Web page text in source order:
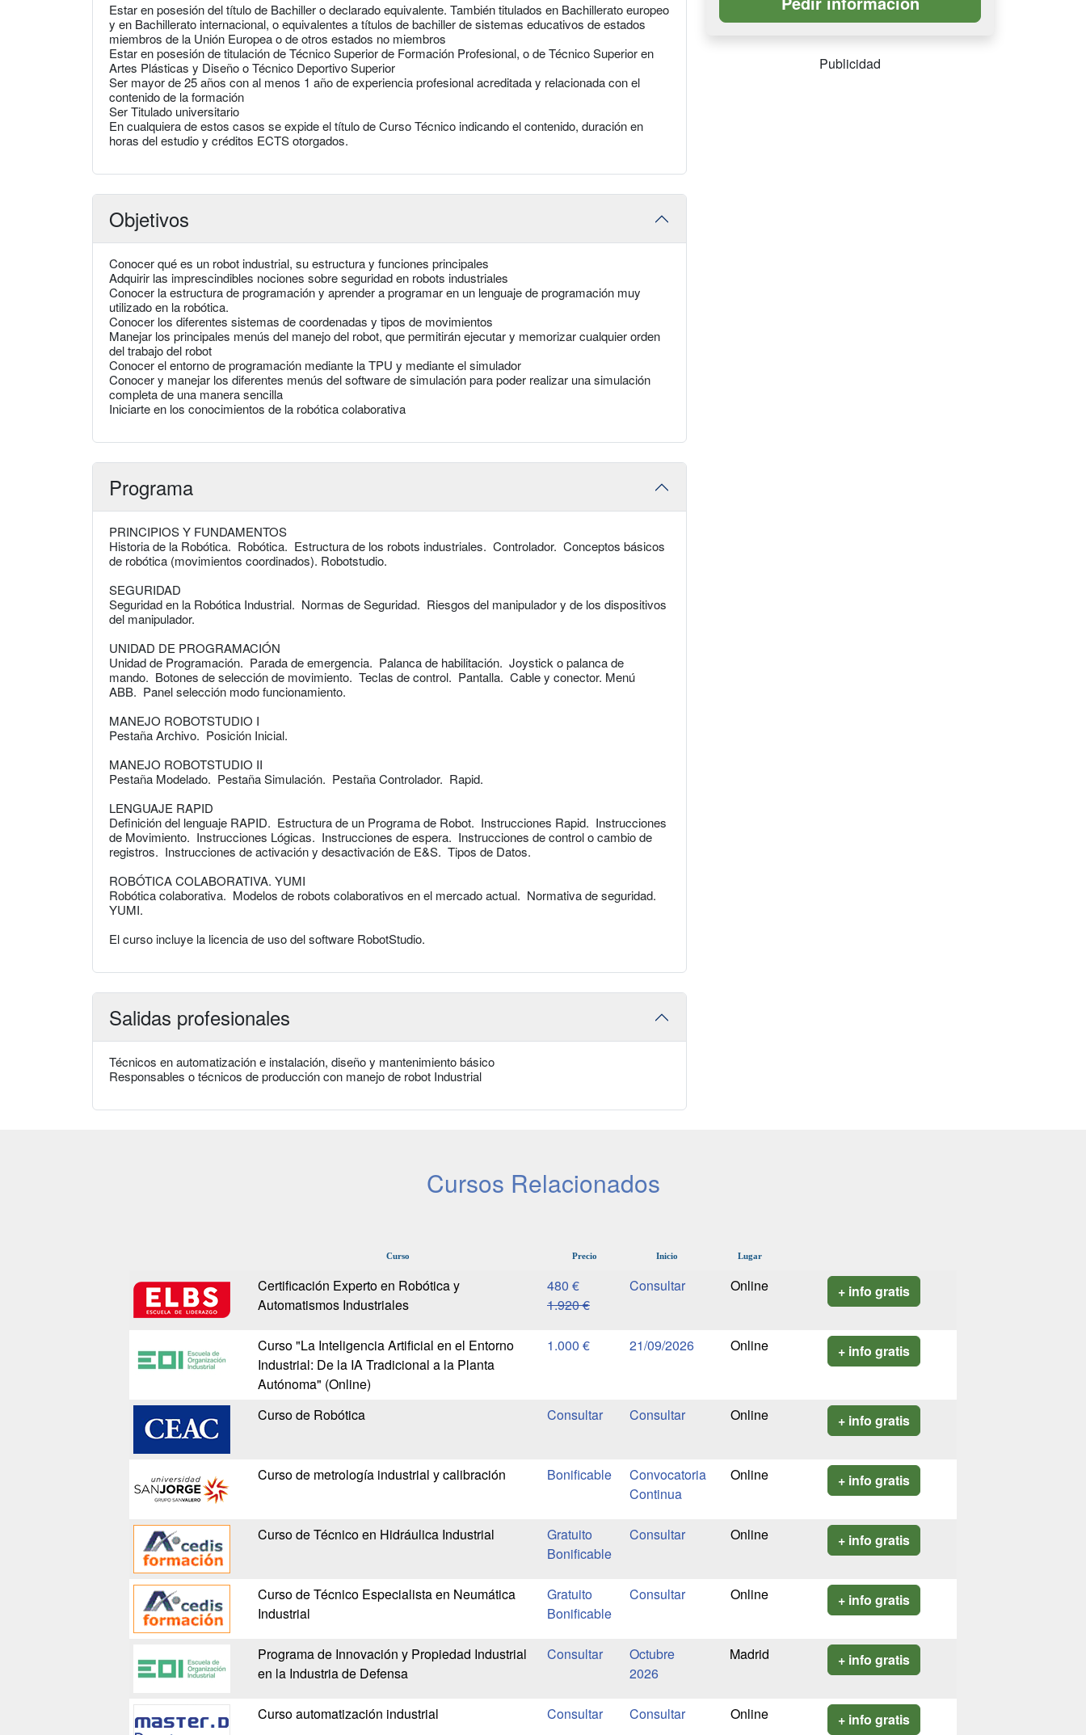
Estar en posesión del título de Bachiller o declarado equivalente. También titulados en Bachillerato europeo
y en Bachillerato internacional, o equivalentes a títulos de bachiller de sistemas educativos de estados
miembros de la Unión Europea o de otros estados no miembros
Estar en posesión de titulación de Técnico Superior de Formación Profesional, o de Técnico Superior en
Artes Plásticas y Diseño o Técnico Deportivo Superior
Ser mayor de 25 años con al menos 1 año de experiencia profesional acreditada y relacionada con el
contenido de la formación
Ser Titulado universitario
En cualquiera de estos casos se expide el título de Curso Técnico indicando el contenido, duración en
horas del estudio y créditos ECTS otorgados.
Objetivos
Conocer qué es un robot industrial, su estructura y funciones principales
Adquirir las imprescindibles nociones sobre seguridad en robots industriales
Conocer la estructura de programación y aprender a programar en un lenguaje de programación muy
utilizado en la robótica.
Conocer los diferentes sistemas de coordenadas y tipos de movimientos
Manejar los principales menús del manejo del robot, que permitirán ejecutar y memorizar cualquier orden
del trabajo del robot
Conocer el entorno de programación mediante la TPU y mediante el simulador
Conocer y manejar los diferentes menús del software de simulación para poder realizar una simulación
completa de una manera sencilla
Iniciarte en los conocimientos de la robótica colaborativa
Programa
PRINCIPIOS Y FUNDAMENTOS
Historia de la Robótica. Robótica. Estructura de los robots industriales. Controlador. Conceptos básicos
de robótica (movimientos coordinados). Robotstudio.
SEGURIDAD
Seguridad en la Robótica Industrial. Normas de Seguridad. Riesgos del manipulador y de los dispositivos
del manipulador.
UNIDAD DE PROGRAMACIÓN
Unidad de Programación. Parada de emergencia. Palanca de habilitación. Joystick o palanca de
mando. Botones de selección de movimiento. Teclas de control. Pantalla. Cable y conector. Menú
ABB. Panel selección modo funcionamiento.
MANEJO ROBOTSTUDIO I
Pestaña Archivo. Posición Inicial.
MANEJO ROBOTSTUDIO II
Pestaña Modelado. Pestaña Simulación. Pestaña Controlador. Rapid.
LENGUAJE RAPID
Definición del lenguaje RAPID. Estructura de un Programa de Robot. Instrucciones Rapid. Instrucciones
de Movimiento. Instrucciones Lógicas. Instrucciones de espera. Instrucciones de control o cambio de
registros. Instrucciones de activación y desactivación de E&S. Tipos de Datos.
ROBÓTICA COLABORATIVA. YUMI
Robótica colaborativa. Modelos de robots colaborativos en el mercado actual. Normativa de seguridad.
YUMI.
El curso incluye la licencia de uso del software RobotStudio.
Salidas profesionales
Técnicos en automatización e instalación, diseño y mantenimiento básico
Responsables o técnicos de producción con manejo de robot Industrial
Publicidad
Cursos Relacionados
Curso Precio Inicio Lugar
Certificación Experto en Robótica y
Automatismos Industriales
480 €
1.920 €
Online + info gratis
Curso "La Inteligencia Artificial en el Entorno
Industrial: De la IA Tradicional a la Planta
Autónoma" (Online)
1.000 € 21/09/2026 Online + info gratis
Curso de Robótica Online + info gratis
Curso de metrología industrial y calibración Bonificable
Convocatoria
Continua
Online + info gratis
Curso de Técnico en Hidráulica Industrial
Gratuito
Bonificable
Online + info gratis
Curso de Técnico Especialista en Neumática
Industrial
Gratuito
Bonificable
Online + info gratis
Programa de Innovación y Propiedad Industrial
en la Industria de Defensa
Octubre
2026
Madrid + info gratis
Curso automatización industrial Online + info gratis